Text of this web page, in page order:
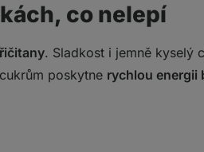
co nelepí
. Sladkost i jemně kyselý
poskytne rychlou energii